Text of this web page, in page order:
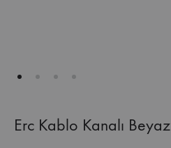
Erc Kablo Kanalı Beyaz